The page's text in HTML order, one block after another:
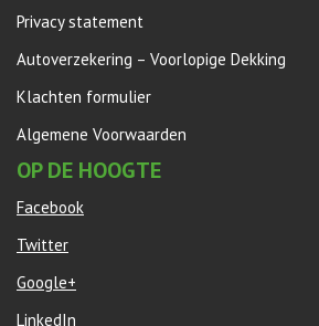
Privacy statement
Autoverzekering – Voorlopige Dekking
Klachten formulier
Algemene Voorwaarden
OP DE HOOGTE
Facebook
Twitter
Google+
LinkedIn